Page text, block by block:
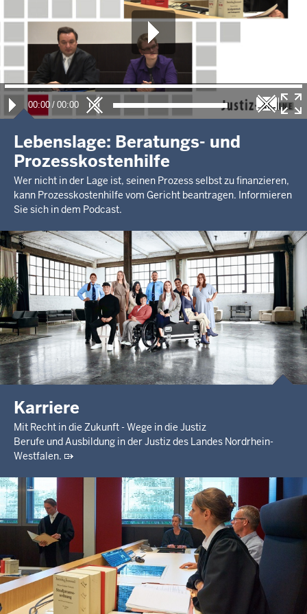
00:00 / 00:00
Lebenslage: Beratungs- und
Prozesskostenhilfe
Wer nicht in der Lage ist, seinen Prozess selbst zu finanzieren,
kann Prozesskostenhilfe vom Gericht beantragen. Informieren
Sie sich in dem Podcast.
Karriere
Mit Recht in die Zukunft - Wege in die Justiz
Berufe und Ausbildung in der Justiz des Landes Nordrhein-
Westfalen.